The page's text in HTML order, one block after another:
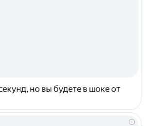
но вы будете в шоке от
i